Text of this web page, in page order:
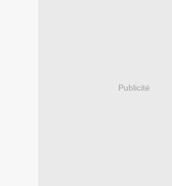
Publicité